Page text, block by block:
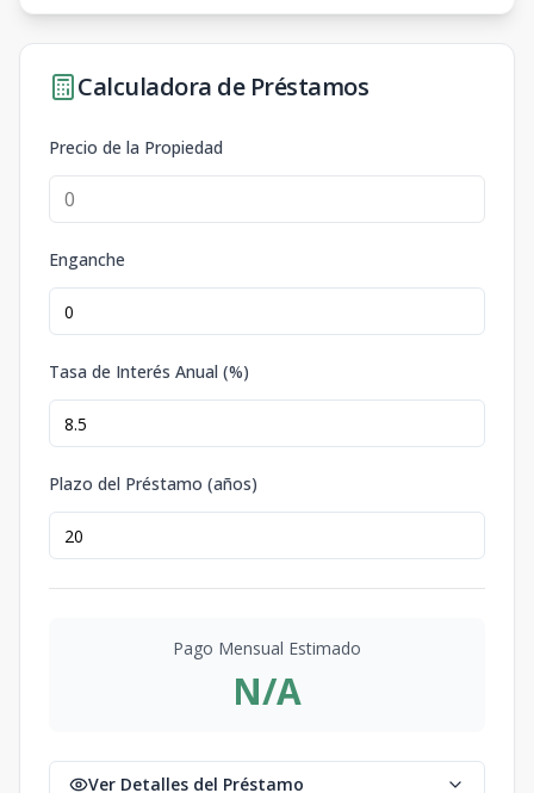
Calculadora de Préstamos
Precio de la Propiedad
Enganche
Tasa de Interés Anual (%)
Plazo del Préstamo (años)
Pago Mensual Estimado
N/A
Ver Detalles del Préstamo